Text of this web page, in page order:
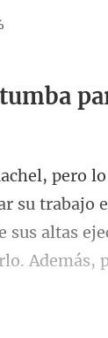
su trabajo
sus altas